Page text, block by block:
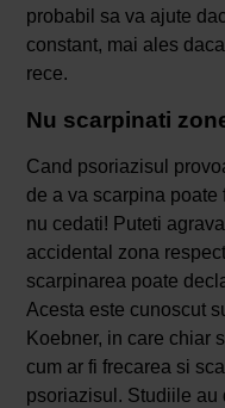
probabil sa va ajute
constant, mai ales
rece.
Nu scarpinati
Cand psoriazisul
de a va scarpina
nu cedati! Puteti
accidental zona
scarpinarea poate
Acesta este cunoscut
Koebner, in care chiar
cum ar fi frecarea si
psoriazisul. Studiile au